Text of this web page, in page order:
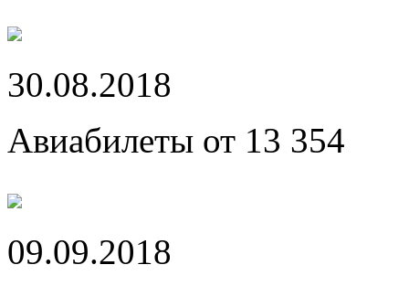
30.08.2018
Авиабилеты от 13 354
09.09.2018